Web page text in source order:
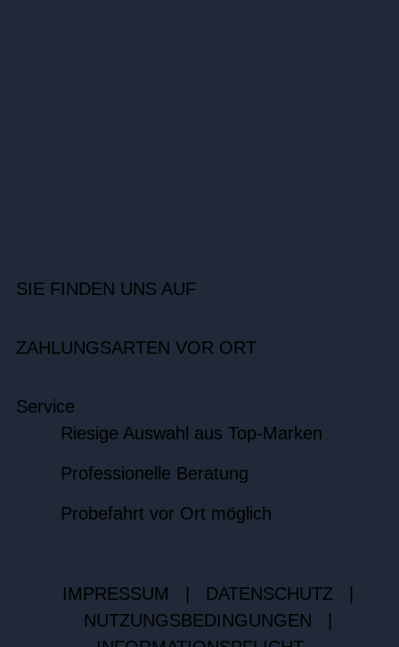
SIE FINDEN UNS AUF
ZAHLUNGSARTEN VOR ORT
Service
Riesige Auswahl aus Top-Marken
Professionelle Beratung
Probefahrt vor Ort möglich
IMPRESSUM DATENSCHUTZ
NUTZUNGSBEDINGUNGEN